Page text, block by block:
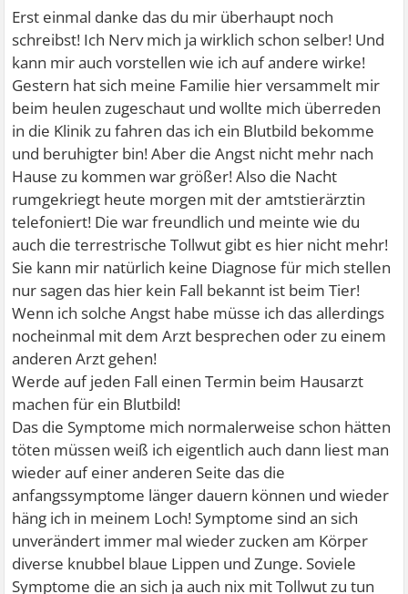
Erst einmal danke das du mir überhaupt noch
schreibst! Ich Nerv mich ja wirklich schon selber! Und
kann mir auch vorstellen wie ich auf andere wirke!
Gestern hat sich meine Familie hier versammelt mir
beim heulen zugeschaut und wollte mich überreden
in die Klinik zu fahren das ich ein Blutbild bekomme
und beruhigter bin! Aber die Angst nicht mehr nach
Hause zu kommen war größer! Also die Nacht
rumgekriegt heute morgen mit der amtstierärztin
telefoniert! Die war freundlich und meinte wie du
auch die terrestrische Tollwut gibt es hier nicht mehr!
Sie kann mir natürlich keine Diagnose für mich stellen
nur sagen das hier kein Fall bekannt ist beim Tier!
Wenn ich solche Angst habe müsse ich das allerdings
nocheinmal mit dem Arzt besprechen oder zu einem
anderen Arzt gehen!
Werde auf jeden Fall einen Termin beim Hausarzt
machen für ein Blutbild!
Das die Symptome mich normalerweise schon hätten
töten müssen weiß ich eigentlich auch dann liest man
wieder auf einer anderen Seite das die
anfangssymptome länger dauern können und wieder
häng ich in meinem Loch! Symptome sind an sich
unverändert immer mal wieder zucken am Körper
diverse knubbel blaue Lippen und Zunge. Soviele
Symptome die an sich ja auch nix mit Tollwut zu tun